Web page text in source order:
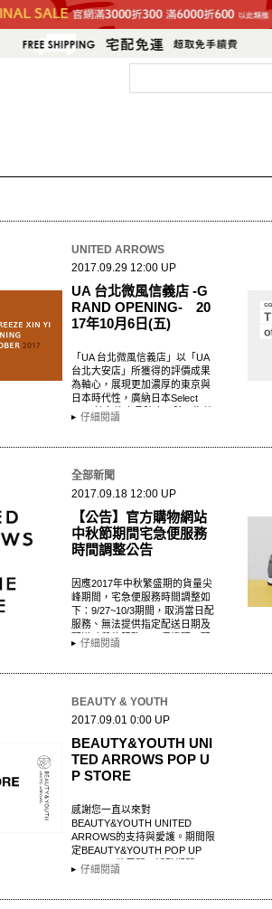
UNITED ARROWS
2017.09.29 12:00 UP
UA 台北微風信義店 -G
RAND OPENING- 20
17年10月6日(五)
「UA 台北微風信義店」以「UA
台北大安店」所獲得的評價成果
為軸心，展現更加濃厚的東京與
日本時代性，廣納日本Select
Shop特有的商品陣容。除了海外
品牌之外，也編入眾多在日本…
仔細閱讀
全部新聞
2017.09.18 12:00 UP
【公告】官方購物網站
中秋節期間宅急便服務
時間調整公告
因應2017年中秋繁盛期的貨量尖
峰期間，宅急便服務時間調整如
下：9/27~10/3期間，取消當日配
服務、無法提供指定配送日期及
配送時段的服務、不保證隔日配
達。詳請請參…
仔細閱讀
BEAUTY & YOUTH
2017.09.01 0:00 UP
BEAUTY&YOUTH UNI
TED ARROWS POP U
P STORE
感謝您一直以來對
BEAUTY&YOUTH UNITED
ARROWS的支持與愛護。期間限
定BEAUTY&YOUTH POP UP
STORE即將展開！活動期間 :
9/1（五…
仔細閱讀